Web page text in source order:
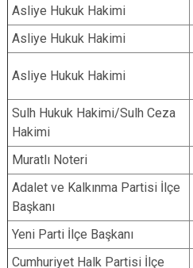
Asliye Hukuk Hakimi
Asliye Hukuk Hakimi
Asliye Hukuk Hakimi
Sulh Hukuk Hakimi/Sulh Ceza
Hakimi
Muratlı Noteri
Adalet ve Kalkınma Partisi İlçe
Başkanı
Yeni Parti İlçe Başkanı
Cumhuriyet Halk Partisi İlçe